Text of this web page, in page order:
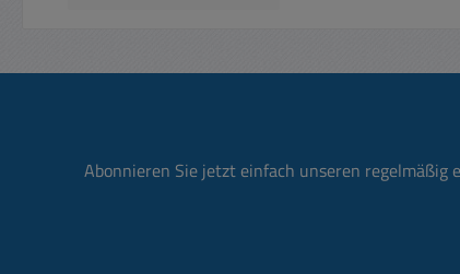
Abonnieren Sie jetzt einfach unseren